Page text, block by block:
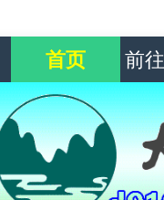
首页 前